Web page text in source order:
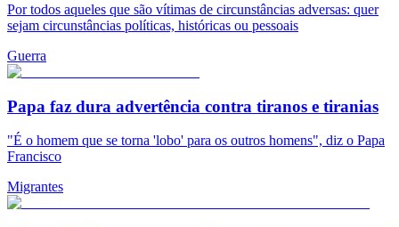
Por todos aqueles que são vítimas de circunstâncias adversas: quer
sejam circunstâncias políticas, históricas ou pessoais
Guerra
Papa faz dura advertência contra tiranos e tiranias
"É o homem que se torna 'lobo' para os outros homens", diz o Papa
Francisco
Migrantes